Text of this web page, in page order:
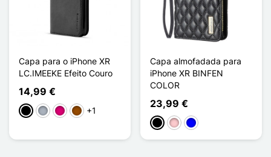
Capa para o iPhone XR
LC.IMEEKE Efeito Couro
14,99 €
PretoCinzentoMagenta
Castanho
+1
Capa almofadada para
iPhone XR BINFEN
COLOR
23,99 €
PretoRosaAzul